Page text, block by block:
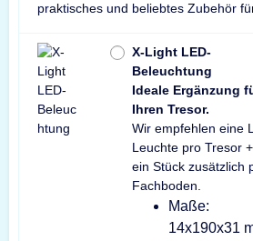
praktisches und beliebtes Zubehör
X-Light LED-
Beleuchtung
Ideale Ergänzung
Ihren Tresor.
Wir empfehlen eine
Leuchte pro Tresor
ein Stück zusätzlich
Fachboden.
Maße:
14x190x31